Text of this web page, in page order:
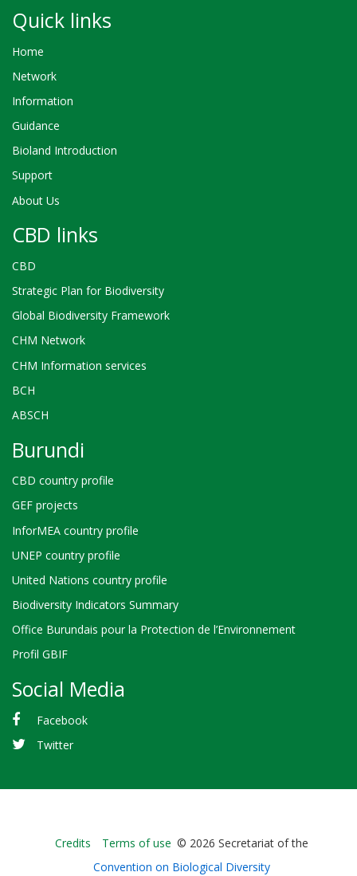
Quick links
Home
Network
Information
Guidance
Bioland Introduction
Support
About Us
CBD links
CBD
Strategic Plan for Biodiversity
Global Biodiversity Framework
CHM Network
CHM Information services
BCH
ABSCH
Burundi
CBD country profile
GEF projects
InforMEA country profile
UNEP country profile
United Nations country profile
Biodiversity Indicators Summary
Office Burundais pour la Protection de l’Environnement
Profil GBIF
Social Media
Facebook
Twitter
Bioland
-
Credits Terms of use © 2026 Secretariat of the
Convention on Biological Diversity